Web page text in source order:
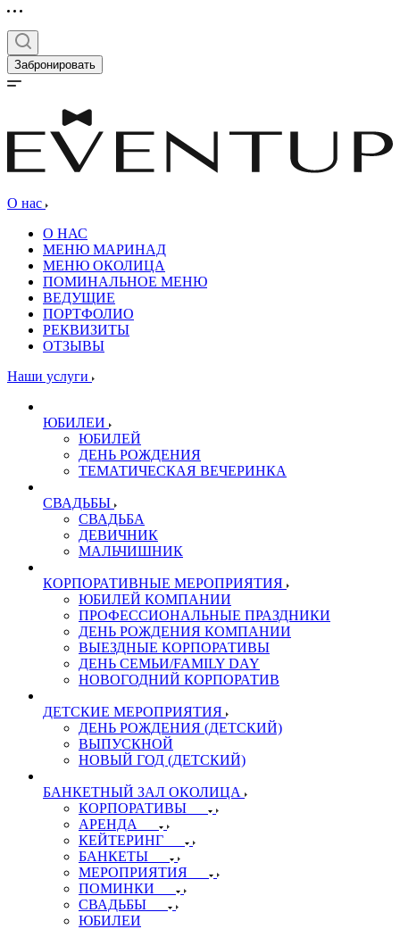
Забронировать
О нас
О НАС
МЕНЮ МАРИНАД
МЕНЮ ОКОЛИЦА
ПОМИНАЛЬНОЕ МЕНЮ
ВЕДУЩИЕ
ПОРТФОЛИО
РЕКВИЗИТЫ
ОТЗЫВЫ
Наши услуги
ЮБИЛЕИ
ЮБИЛЕЙ
ДЕНЬ РОЖДЕНИЯ
ТЕМАТИЧЕСКАЯ ВЕЧЕРИНКА
СВАДЬБЫ
СВАДЬБА
ДЕВИЧНИК
МАЛЬЧИШНИК
КОРПОРАТИВНЫЕ МЕРОПРИЯТИЯ
ЮБИЛЕЙ КОМПАНИИ
ПРОФЕССИОНАЛЬНЫЕ ПРАЗДНИКИ
ДЕНЬ РОЖДЕНИЯ КОМПАНИИ
ВЫЕЗДНЫЕ КОРПОРАТИВЫ
ДЕНЬ СЕМЬИ/FAMILY DAY
НОВОГОДНИЙ КОРПОРАТИВ
ДЕТСКИЕ МЕРОПРИЯТИЯ
ДЕНЬ РОЖДЕНИЯ (ДЕТСКИЙ)
ВЫПУСКНОЙ
НОВЫЙ ГОД (ДЕТСКИЙ)
БАНКЕТНЫЙ ЗАЛ ОКОЛИЦА
КОРПОРАТИВЫ
АРЕНДА
КЕЙТЕРИНГ
БАНКЕТЫ
МЕРОПРИЯТИЯ
ПОМИНКИ
СВАДЬБЫ
ЮБИЛЕИ